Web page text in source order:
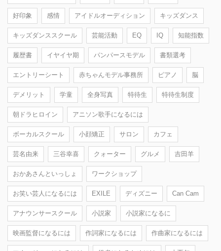
好印象 感情 アイドルオーディション キッズダンス
キッズダンススクール 芸能活動 EQ IQ 知能指数
履歴書 イヤイヤ期 パンパースモデル 書類選考
エントリーシート 赤ちゃんモデル事務所 ピアノ 脳
デメリット 学童 全身写真 特待生 特待生制度
朝ドラヒロイン アニソン歌手になるには
ボーカルスクール 小顔矯正 サロン カフェ
芸名由来 三谷幸喜 クォーター グルメ 吉田羊
おかあさんといっしょ ワークショップ
お笑い芸人になるには EXILE ディズニー Can Cam
アナウンサースクール 小説家 小説家になるに
映画監督になるには 作詞家になるには 作曲家になるには